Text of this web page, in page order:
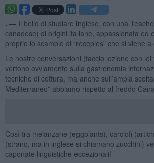
. — Il bello di studiare inglese, con una
canadese) di origini italiane, appassionata ed
proprio lo scambio di “recepies” che si viene a
Le nostre conversazioni (faccio lezione con
vertono ovviamente sulla gastronomia
tecniche di cottura, ma anche sull’ampia
Mediterraneo” abbiamo rispetto al freddo
Così tra melanzane (eggplants), carciofi
(strano, ma in inglese si chiamano zucchini)
caponate linguistiche eccezionali!